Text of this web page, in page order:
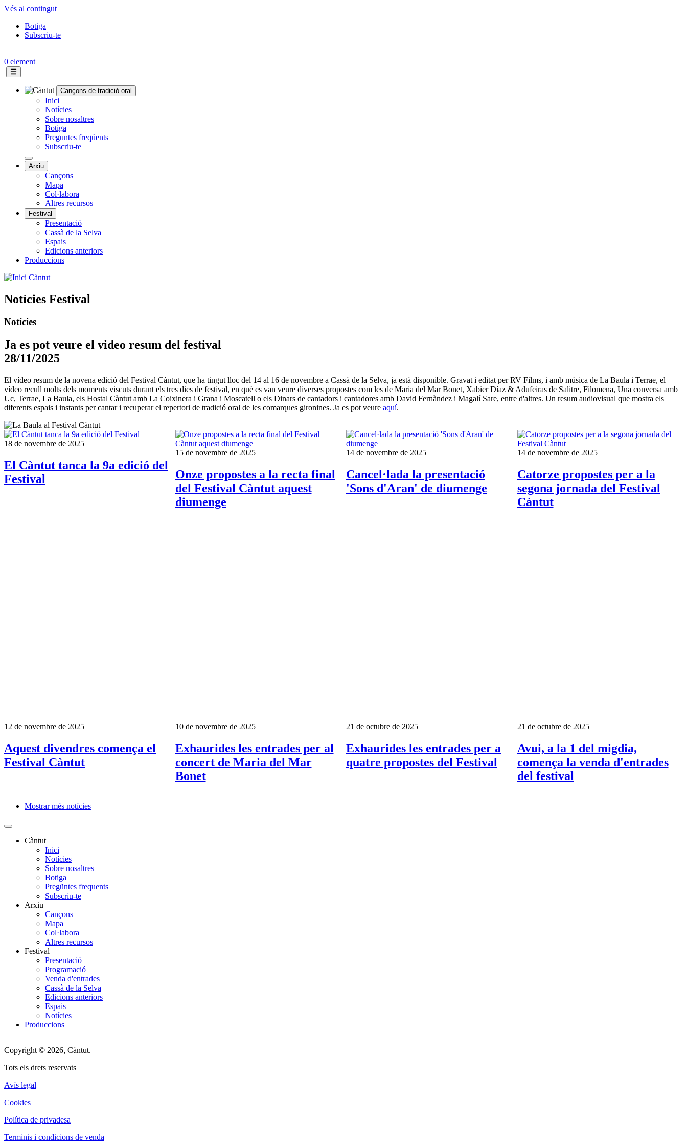
Vés al contingut
Topbar
Botiga
Subscriu-te
0 element
Navegació
principal
Cançons de tradició oral
Inici
Notícies
Sobre nosaltres
Botiga
Preguntes freqüents
Subscriu-te
Arxiu
Cançons
Mapa
Col·labora
Altres recursos
Festival
Presentació
Cassà de la Selva
Espais
Edicions anteriors
Produccions
Càntut
Notícies Festival
Notícies
Ja es pot veure el video resum del festival
28/11/2025
El vídeo resum de la novena edició del Festival Càntut, que ha tingut lloc del 14 al 16 de novembre a Cassà de la Selva, ja està disponible. Gravat i editat per RV Films, i amb música de La Baula i Terrae, el
vídeo recull molts dels moments viscuts durant els tres dies de festival, en què es van veure diverses propostes com les de Maria del Mar Bonet, Xabier Díaz & Adufeiras de Salitre, Filomena, Una conversa amb
Uc, Terrae, La Baula, els Hostal Càntut amb La Coixinera i Grana i Moscatell o els Dinars de cantadors i cantadores amb David Fernàndez i Magalí Sare, entre d'altres. Un resum audiovisual que mostra els
diferents espais i instants per cantar i recuperar el repertori de tradició oral de les comarques gironines. Ja es pot veure aquí.
18 de novembre de 2025
El Càntut tanca la 9a edició del
Festival
15 de novembre de 2025
Onze propostes a la recta final
del Festival Càntut aquest
diumenge
14 de novembre de 2025
Cancel·lada la presentació
'Sons d'Aran' de diumenge
14 de novembre de 2025
Catorze propostes per a la
segona jornada del Festival
Càntut
12 de novembre de 2025
Aquest divendres comença el
Festival Càntut
10 de novembre de 2025
Exhaurides les entrades per al
concert de Maria del Mar
Bonet
21 de octubre de 2025
Exhaurides les entrades per a
quatre propostes del Festival
21 de octubre de 2025
Avui, a la 1 del migdia,
comença la venda d'entrades
del festival
Mostrar més notícies
Càntut
Inici
Notícies
Sobre nosaltres
Botiga
Pregüntes frequents
Subscriu-te
Arxiu
Cançons
Mapa
Col·labora
Altres recursos
Festival
Presentació
Programació
Venda d'entrades
Cassà de la Selva
Edicions anteriors
Espais
Notícies
Produccions
Copyright © 2026, Càntut.
Tots els drets reservats
Avís legal
Cookies
Política de privadesa
Terminis i condicions de venda